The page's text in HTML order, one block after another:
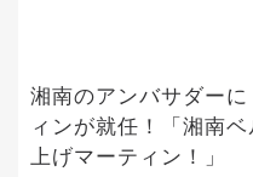
湘南のアンバサダー
ィンが就任！「湘南
上げマーティン！」